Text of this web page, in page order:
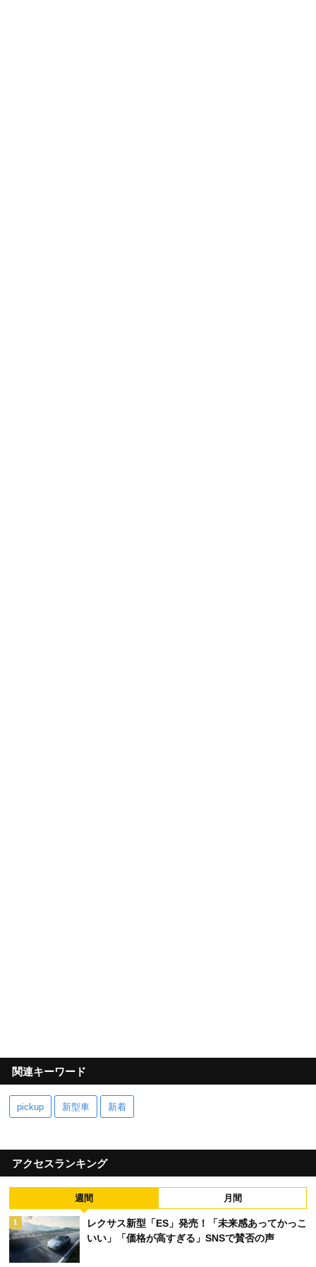
関連キーワード
pickup 新型車 新着
アクセスランキング
週間 月間
1
レクサス新型「ES」発売！「未来感あってかっこ
いい」「価格が高すぎる」SNSで賛否の声